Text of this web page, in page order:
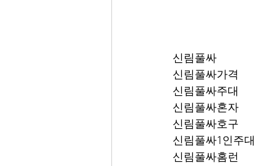
신림풀싸
신림풀싸가격
신림풀싸주대
신림풀싸혼자
신림풀싸호구
신림풀싸1인주대
신림풀싸홈런